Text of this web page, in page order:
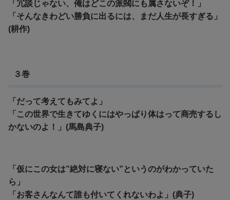
「冗談じゃない、俺はどこの派閥にも属さないぞ！」
「そんなきわどい勝負に出るには、まだ人生が長すぎる」
(耕作)
３巻
「だって考えてもみてよ」
「この世界で生きてゆくにはやっぱり体はって商売するし
かないのよ！」(馬島典子)
「仮にこの女は”絶対に寝ない”というのがわかっていた
ら」
「お客さんなんて誰も付いてくれないわよ」(典子)